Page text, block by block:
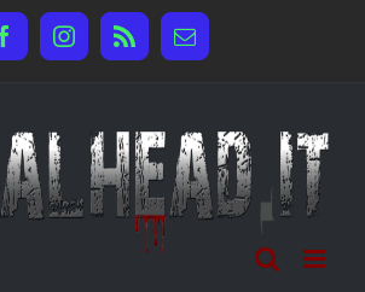
FacebookInstagram
Rss Email